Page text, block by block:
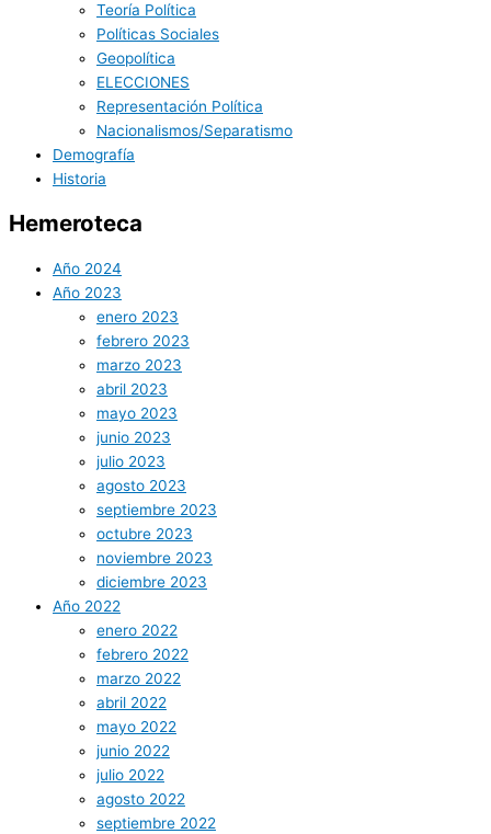
Teoría Política
Políticas Sociales
Geopolítica
ELECCIONES
Representación Política
Nacionalismos/Separatismo
Demografía
Historia
Hemeroteca
Año 2024
Año 2023
enero 2023
febrero 2023
marzo 2023
abril 2023
mayo 2023
junio 2023
julio 2023
agosto 2023
septiembre 2023
octubre 2023
noviembre 2023
diciembre 2023
Año 2022
enero 2022
febrero 2022
marzo 2022
abril 2022
mayo 2022
junio 2022
julio 2022
agosto 2022
septiembre 2022